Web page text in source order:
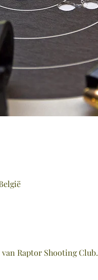
Raptor Shooting Club.